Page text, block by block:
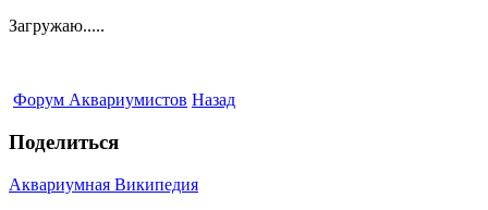
Загружаю.....
Форум Аквариумистов Назад
Поделиться
Аквариумная Википедия